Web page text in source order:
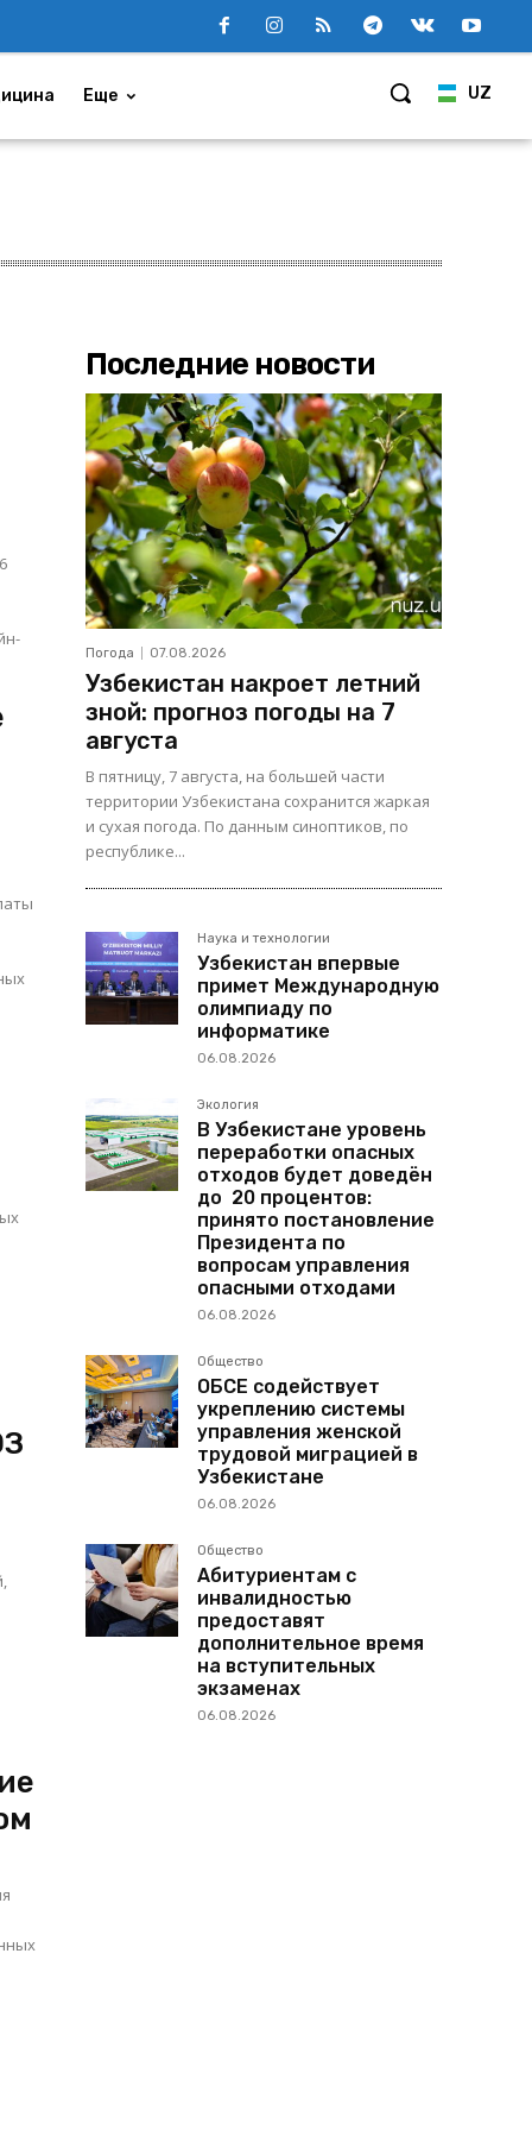
UZ
Еще
Последние новости
Погода 07.08.2026
Узбекистан накроет летний
зной: прогноз погоды на 7
августа
В пятницу, 7 августа, на большей части
территории Узбекистана сохранится жаркая
и сухая погода. По данным синоптиков, по
республике...
Наука и технологии
Узбекистан впервые
примет Международную
олимпиаду по
информатике
06.08.2026
Экология
В Узбекистане уровень
переработки опасных
отходов будет доведён
до 20 процентов:
принято постановление
Президента по
вопросам управления
опасными отходами
06.08.2026
Общество
ОБСЕ содействует
укреплению системы
управления женской
трудовой миграцией в
Узбекистане
06.08.2026
Общество
Абитуриентам с
инвалидностью
предоставят
дополнительное время
на вступительных
экзаменах
06.08.2026